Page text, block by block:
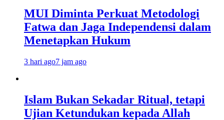
MUI Diminta Perkuat Metodologi
Fatwa dan Jaga Independensi dalam
Menetapkan Hukum
3 hari ago7 jam ago
Islam Bukan Sekadar Ritual, tetapi
Ujian Ketundukan kepada Allah